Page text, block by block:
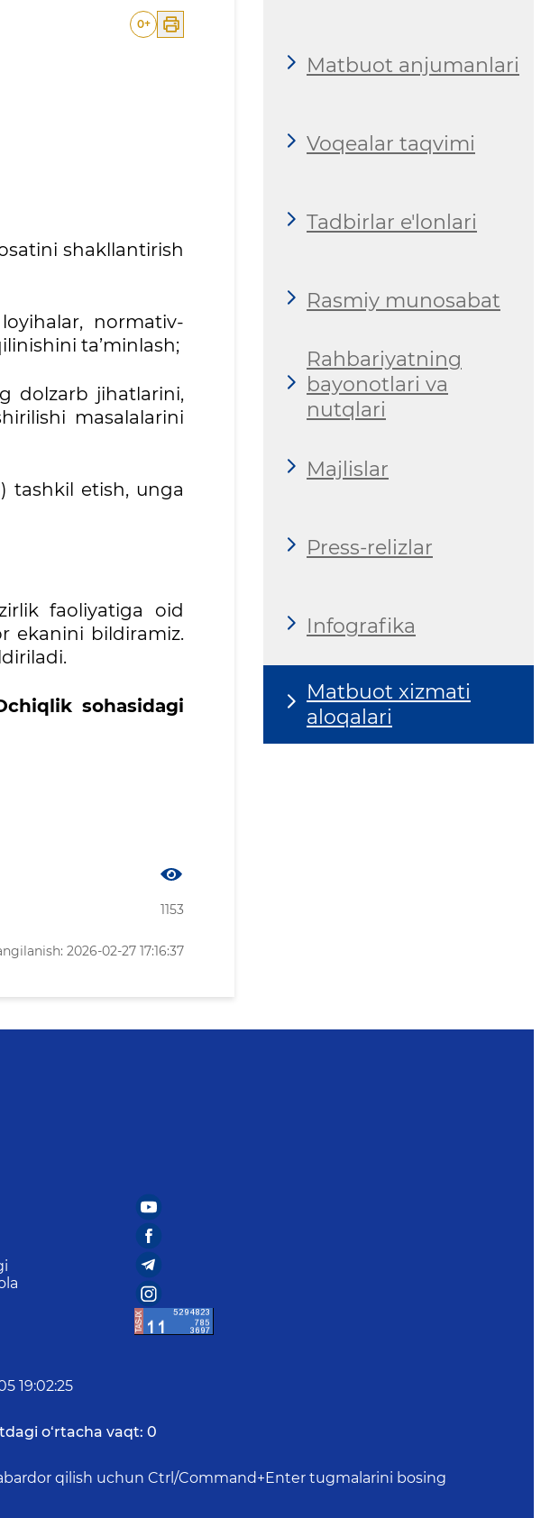
0+
shakllantirish
normativ-
ta’minlash;
dolzarb jihatlarini,
masalalarini
tashkil etish, unga
faoliyatiga oid
ekanini bildiramiz.
sohasidagi
1153
2026-02-27 17:16:37
Matbuot anjumanlari
Voqealar taqvimi
Tadbirlar e'lonlari
Rasmiy munosabat
Rahbariyatning
bayonotlari va
nutqlari
Majlislar
Press-relizlar
Infografika
Matbuot xizmati
aloqalari
19:02:25
o‘rtacha vaqt: 0
qilish uchun Ctrl/Command+Enter tugmalarini bosing